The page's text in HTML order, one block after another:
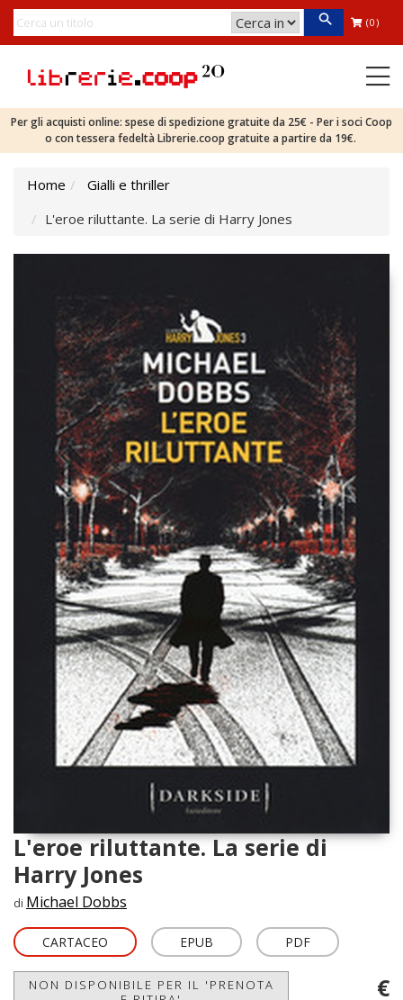
(0)
Per gli acquisti online: spese di spedizione gratuite da 25€ - Per i soci Coop
o con tessera fedeltà Librerie.coop gratuite a partire da 19€.
Home
Gialli e thriller
L'eroe riluttante. La serie di Harry Jones
L'eroe riluttante. La serie di
Harry Jones
di Michael Dobbs
CARTACEO EPUB PDF
NON DISPONIBILE PER IL 'PRENOTA
€